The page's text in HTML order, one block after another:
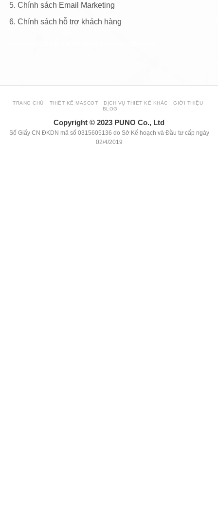
Chính sách Email Marketing
Chính sách hỗ trợ khách hàng
TRANG CHỦ THIẾT KẾ MASCOT DỊCH VỤ THIẾT KẾ KHÁC
GIỚI THIỆU
BLOG
Copyright © 2023 PUNO Co., Ltd
Số Giấy CN ĐKDN mã số 0315605136 do Sở Kế hoạch và Đầu tư cấp ngày
02/4/2019